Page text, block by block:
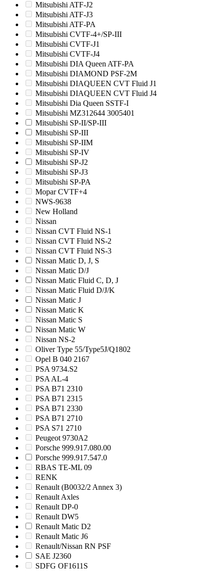
Mitsubishi ATF-J2
Mitsubishi ATF-J3
Mitsubishi ATF-PA
Mitsubishi CVTF-4+/SP-III
Mitsubishi CVTF-J1
Mitsubishi CVTF-J4
Mitsubishi DIA Queen ATF-PA
Mitsubishi DIAMOND PSF-2M
Mitsubishi DIAQUEEN CVT Fluid J1
Mitsubishi DIAQUEEN CVT Fluid J4
Mitsubishi Dia Queen SSTF-I
Mitsubishi MZ312644 3005401
Mitsubishi SP-II/SP-III
Mitsubishi SP-III
Mitsubishi SP-IIM
Mitsubishi SP-IV
Mitsubishi SP-J2
Mitsubishi SP-J3
Mitsubishi SP-PA
Mopar CVTF+4
NWS-9638
New Holland
Nissan
Nissan CVT Fluid NS-1
Nissan CVT Fluid NS-2
Nissan CVT Fluid NS-3
Nissan Matic D, J, S
Nissan Matic D/J
Nissan Matic Fluid C, D, J
Nissan Matic Fluid D/J/K
Nissan Matic J
Nissan Matic K
Nissan Matic S
Nissan Matic W
Nissan NS-2
Oliver Type 55/Type5J/Q1802
Opel B 040 2167
PSA 9734.S2
PSA AL-4
PSA B71 2310
PSA B71 2315
PSA B71 2330
PSA B71 2710
PSA S71 2710
Peugeot 9730A2
Porsche 999.917.080.00
Porsche 999.917.547.0
RBAS TE-ML 09
RENK
Renault (B0032/2 Annex 3)
Renault Axles
Renault DP-0
Renault DW5
Renault Matic D2
Renault Matic J6
Renault/Nissan RN PSF
SAE J2360
SDFG OF1611S